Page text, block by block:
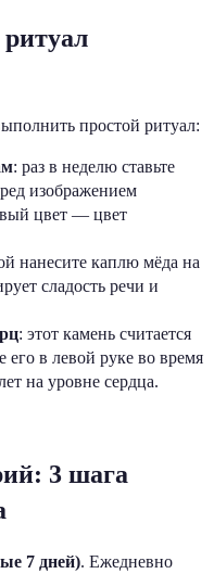
простой ритуал:
: раз в неделю ставьте
изображением
цвет — цвет
нанесите каплю мёда на
сладость речи и
: этот камень считается
в левой руке во время
на уровне сердца.
3 шага
7 дней). Ежедневно